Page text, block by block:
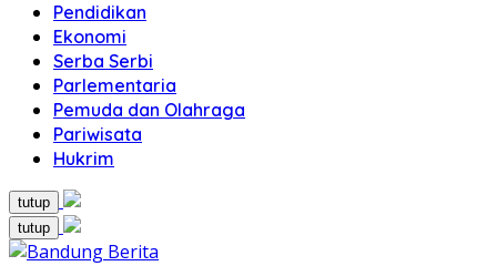
Pendidikan
Ekonomi
Serba Serbi
Parlementaria
Pemuda dan Olahraga
Pariwisata
Hukrim
tutup
tutup